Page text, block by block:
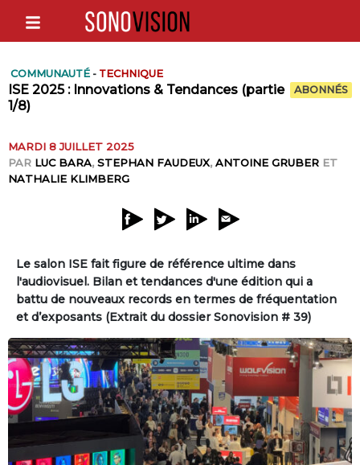
COMMUNAUTÉ - TECHNIQUE
ABONNÉS
ISE 2025 : Innovations & Tendances (partie
1/8)
MARDI 8 JUILLET 2025
PAR LUC BARA, STEPHAN FAUDEUX, ANTOINE GRUBER ET
NATHALIE KLIMBERG
Le salon ISE fait figure de référence ultime dans
l'audiovisuel. Bilan et tendances d'une édition qui a
battu de nouveaux records en termes de fréquentation
et d’exposants (Extrait du dossier Sonovision # 39)